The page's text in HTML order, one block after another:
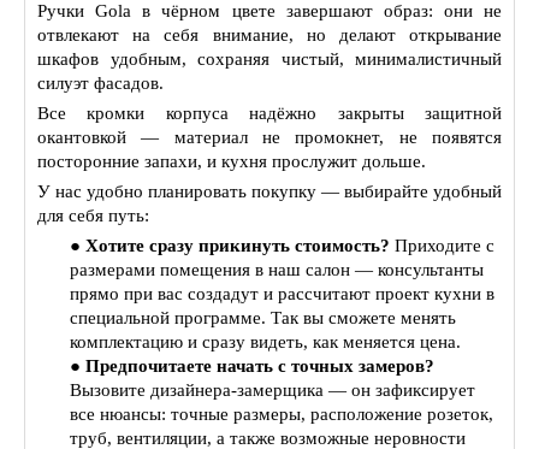
Ручки Gola в чёрном цвете завершают образ: они не
отвлекают на себя внимание, но делают открывание
шкафов удобным, сохраняя чистый, минималистичный
силуэт фасадов.
Все кромки корпуса надёжно закрыты защитной
окантовкой — материал не промокнет, не появятся
посторонние запахи, и кухня прослужит дольше.
У нас удобно планировать покупку — выбирайте удобный
для себя путь:
● Хотите сразу прикинуть стоимость? Приходите с
размерами помещения в наш салон — консультанты
прямо при вас создадут и рассчитают проект кухни в
специальной программе. Так вы сможете менять
комплектацию и сразу видеть, как меняется цена.
● Предпочитаете начать с точных замеров?
Вызовите дизайнера‑замерщика — он зафиксирует
все нюансы: точные размеры, расположение розеток,
труб, вентиляции, а также возможные неровности